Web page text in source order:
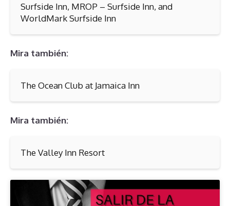
Surfside Inn, MROP – Surfside Inn, and
WorldMark Surfside Inn
Mira también:
The Ocean Club at Jamaica Inn
Mira también:
The Valley Inn Resort